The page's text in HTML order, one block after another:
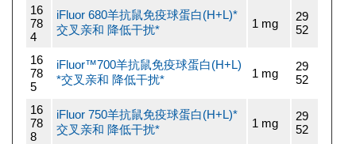
16
78
4
iFluor 680羊抗鼠免疫球蛋白(H+L)*
交叉亲和 降低干扰*
1 mg
29
52
16
78
5
iFluor™700羊抗鼠免疫球蛋白(H+L)
*交叉亲和 降低干扰*
1 mg
29
52
16
78
8
iFluor 750羊抗鼠免疫球蛋白(H+L)*
交叉亲和 降低干扰*
1 mg
29
52